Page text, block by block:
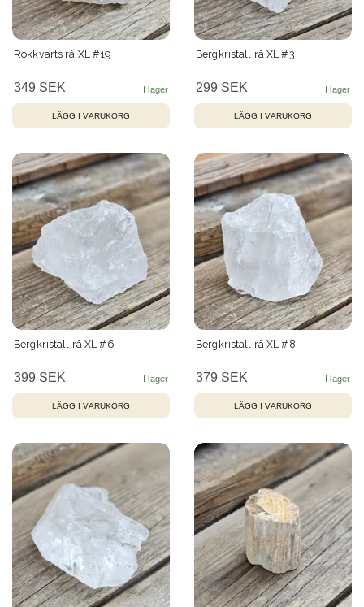
Rökkvarts rå XL #19
349 SEK
Bergkristall rå XL #3
299 SEK
Bergkristall rå XL #6
399 SEK
Bergkristall rå XL #8
379 SEK